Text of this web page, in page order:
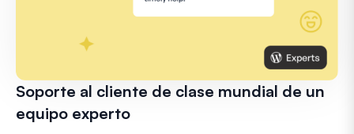
Soporte al cliente de clase mundial de un
equipo experto